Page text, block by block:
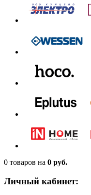
0 товаров на 0 руб.
Личный кабинет: